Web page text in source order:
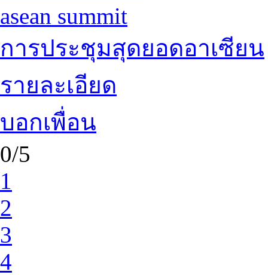
asean summit
การประชุมสุดยอดอาเซียน
รายละเอียด
บอกเพื่อน
0/5
1
2
3
4